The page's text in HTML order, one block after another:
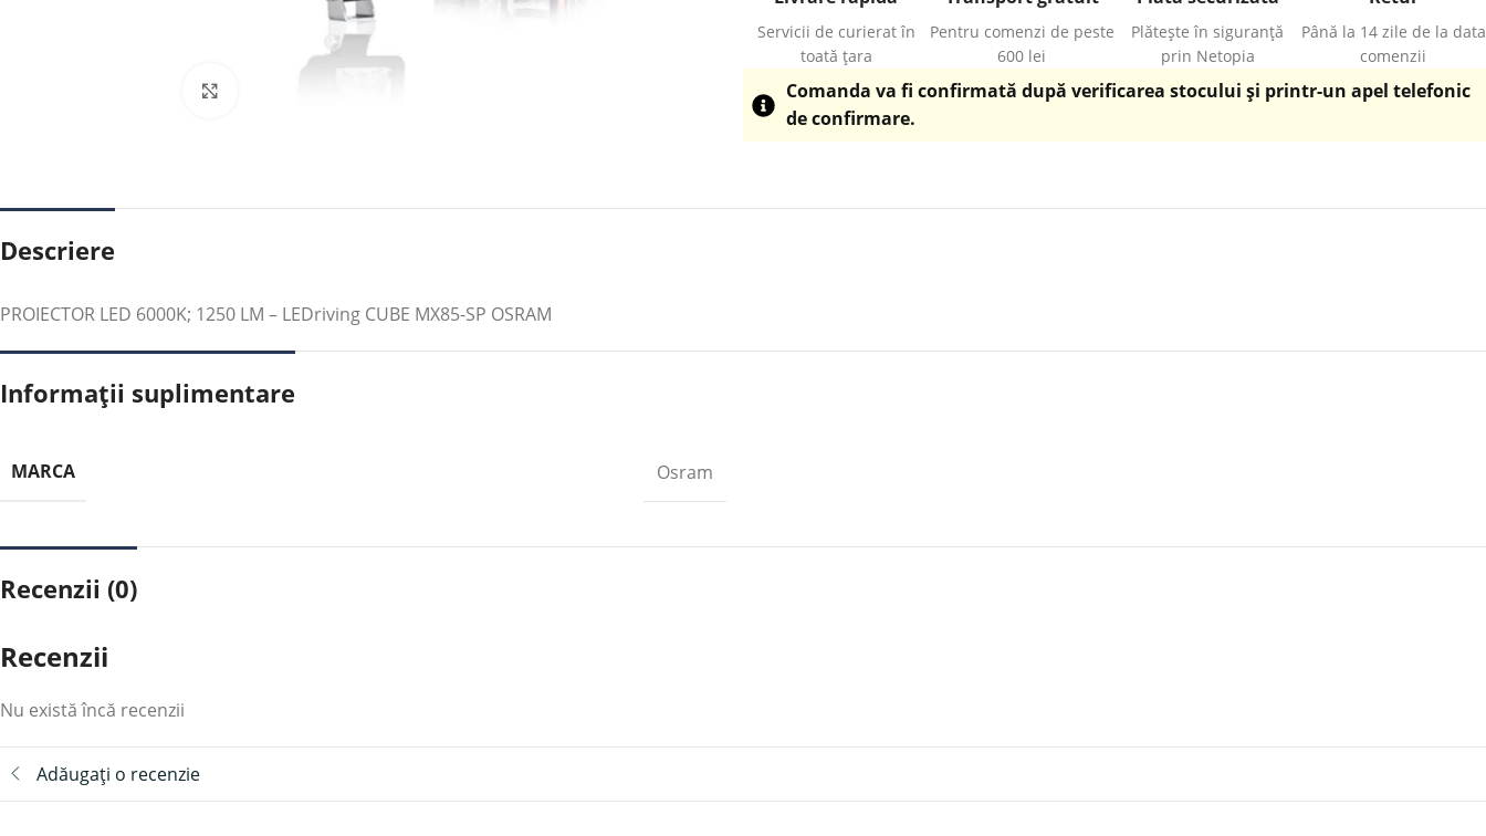
Servicii de curierat în
toată țara
Pentru comenzi de peste
600 lei
Plătește în siguranță
prin Netopia
Până la 14 zile de la data
comenzii
Comanda va fi confirmată după verificarea stocului și printr-un apel telefonic
de confirmare.
Descriere
PROIECTOR LED 6000K; 1250 LM – LEDriving CUBE MX85-SP OSRAM
Informații suplimentare
MARCA Osram
Recenzii (0)
Recenzii
Nu există încă recenzii
Adăugați o recenzie